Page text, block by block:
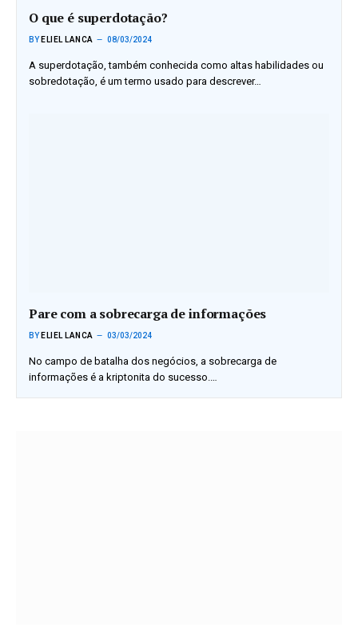
O que é superdotação?
BY ELIEL LANCA 08/03/2024
A superdotação, também conhecida como altas habilidades ou
sobredotação, é um termo usado para descrever…
Pare com a sobrecarga de informações
BY ELIEL LANCA 03/03/2024
No campo de batalha dos negócios, a sobrecarga de
informações é a kriptonita do sucesso.…